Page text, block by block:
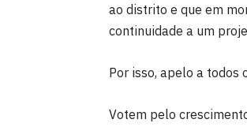
ao distrito e que em
continuidade a um
Por isso, apelo a todos
Votem pelo